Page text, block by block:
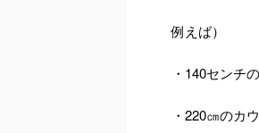
例えば）
・140センチ
・220㎝のカ